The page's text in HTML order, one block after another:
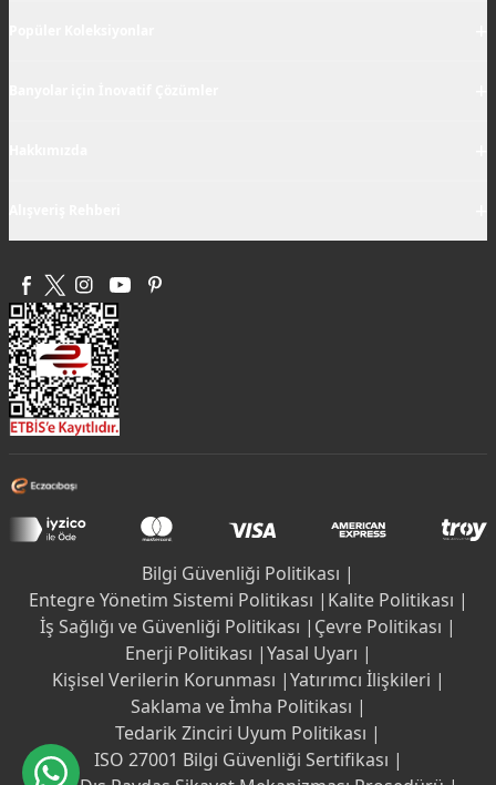
Bilgi Güvenliği Politikası |
Entegre Yönetim Sistemi Politikası | Kalite Politikası |
İş Sağlığı ve Güvenliği Politikası | Çevre Politikası |
Enerji Politikası |Yasal Uyarı |
Kişisel Verilerin Korunması |Yatırımcı İlişkileri |
Saklama ve İmha Politikası |
Tedarik Zinciri Uyum Politikası |
ISO 27001 Bilgi Güvenliği Sertifikası |